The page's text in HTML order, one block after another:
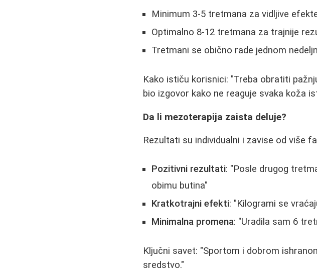
Minimum 3-5 tretmana za vidljive
Optimalno 8-12 tretmana za trajnije
Tretmani se obično rade jednom
Kako ističu korisnici: "Treba obratiti
bio izgovor kako ne reaguje svaka koža
Da li mezoterapija zaista deluje?
Rezultati su individualni i zavise od više
Pozitivni rezultati: "Posle drugog
obimu butina"
Kratkotrajni efekti: "Kilogrami se
Minimalna promena: "Uradila sam 6
Ključni savet: "Sportom i dobrom
sredstvo."